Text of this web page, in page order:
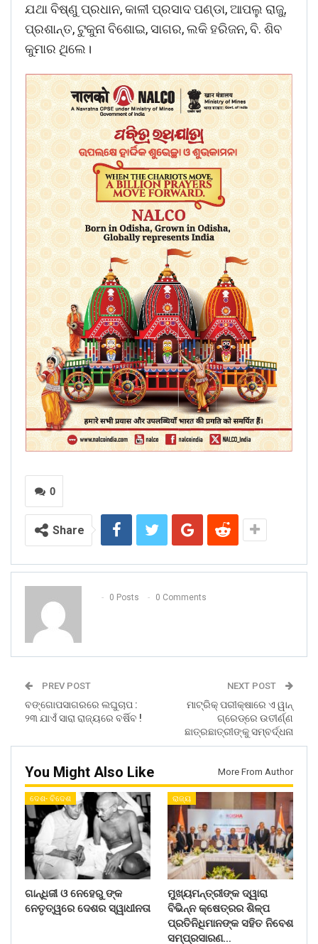
ଯଥା ବିଷ୍ଣୁ ପ୍ରଧାନ, କାଳୀ ପ୍ରସାଦ ପଣ୍ଡା, ଆପଲୁ ରାଜୁ,
ପ୍ରଶାନ୍ତ, ଟୁକୁନା ବିଶୋଇ, ସାଗର, ଲକି ହରିଜନ, ବି. ଶିବ
କୁମାର ଥିଲେ।
0
Share
0 Posts 0 Comments
PREV POST
ବଙ୍ଗୋପସାଗରରେ ଲଘୁଚାପ :
୨୩ ଯାଏଁ ସାରା ରାଜ୍ୟରେ ବର୍ଷିବ !
NEXT POST
ମାଟ୍ରିକ୍ ପରୀକ୍ଷାରେ ଏ ୱାନ୍
ଗ୍ରେଡ୍ରେ ଉତୀର୍ଣ୍ଣ
ଛାତ୍ରଛାତ୍ରୀଙ୍କୁ ସମ୍ବର୍ଦ୍ଧନା
You Might Also Like More From Author
ଦେଶ- ବିଦେଶ
ଗାନ୍ଧିଜୀ ଓ ନେହେରୁ ଙ୍କ
ନେତୃତ୍ୱରେ ଦେଶର ସ୍ୱାଧୀନତା
ରାଜ୍ୟ
ମୁଖ୍ୟମନ୍ତ୍ରୀଙ୍କ ଦ୍ୱାରା
ବିଭିନ୍ନ କ୍ଷେତ୍ରର ଶିଳ୍ପ
ପ୍ରତିନିଧିମାନଙ୍କ ସହିତ ନିବେଶ
ସମ୍ପ୍ରସାରଣ…